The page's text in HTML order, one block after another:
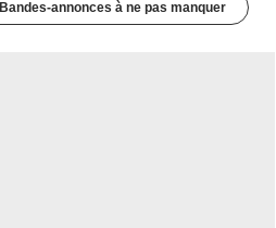
Bandes-annonces à ne pas manquer